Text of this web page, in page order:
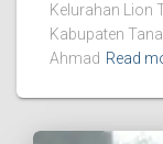
Kelurahan Lion
Kabupaten
Ahmad Read